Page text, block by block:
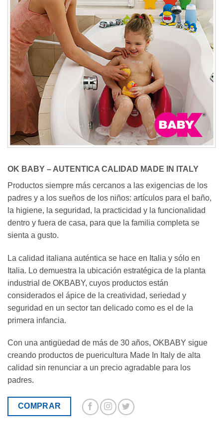
OK BABY – AUTENTICA CALIDAD MADE IN ITALY
Productos siempre más cercanos a las exigencias de los
padres y a los sueños de los niños: artículos para el baño,
la higiene, la seguridad, la practicidad y la funcionalidad
dentro y fuera de casa, para que la familia completa se
sienta a gusto.
La calidad italiana auténtica se hace en Italia y sólo en
Italia. Lo demuestra la ubicación estratégica de la planta
industrial de OKBABY, cuyos productos están
considerados el ápice de la creatividad, seriedad y
seguridad en un sector tan delicado como es el de la
primera infancia.
Con una antigüedad de más de 30 años, OKBABY sigue
creando productos de puericultura Made In Italy de alta
calidad sin renunciar a un precio agradable para los
padres.
COMPRAR